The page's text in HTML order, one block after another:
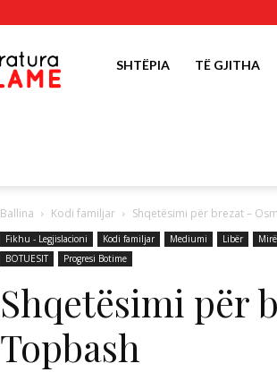
LiteraturaSHTËPIA TË GJITHA
Ballina Kodi familjar Shqetësimi për brezat –
Fikhu - Legjislacioni Kodi familjar Mediumi Libër
BOTUESIT
Progresi Botime
Shqetësimi për
Topbash